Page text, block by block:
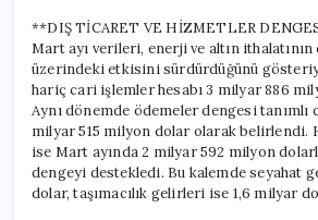
**DIŞ TİCARET VE HİZMETLER
Mart ayı verileri, enerji ve altın
üzerindeki etkisini sürdürdüğünü
hariç cari işlemler hesabı 3 milyar 886
Aynı dönemde ödemeler dengesi tanımlı
milyar 515 milyon dolar olarak belirlendi.
ise Mart ayında 2 milyar 592 milyon
dengeyi destekledi. Bu kalemde seyahat
dolar, taşımacılık gelirleri ise 1,6 milyar